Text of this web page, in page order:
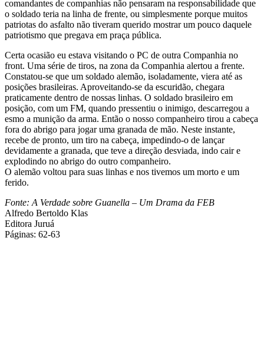
comandantes de companhias não pensaram na responsabilidade que
o soldado teria na linha de frente, ou simplesmente porque muitos
patriotas do asfalto não tiveram querido mostrar um pouco daquele
patriotismo que pregava em praça pública.
Certa ocasião eu estava visitando o PC de outra Companhia no
front. Uma série de tiros, na zona da Companhia alertou a frente.
Constatou-se que um soldado alemão, isoladamente, viera até as
posições brasileiras. Aproveitando-se da escuridão, chegara
praticamente dentro de nossas linhas. O soldado brasileiro em
posição, com um FM, quando pressentiu o inimigo, descarregou a
esmo a munição da arma. Então o nosso companheiro tirou a cabeça
fora do abrigo para jogar uma granada de mão. Neste instante,
recebe de pronto, um tiro na cabeça, impedindo-o de lançar
devidamente a granada, que teve a direção desviada, indo cair e
explodindo no abrigo do outro companheiro.
O alemão voltou para suas linhas e nos tivemos um morto e um
ferido.
Fonte: A Verdade sobre Guanella – Um Drama da FEB
Alfredo Bertoldo Klas
Editora Juruá
Páginas: 62-63